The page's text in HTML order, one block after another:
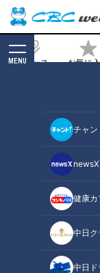
ニュース お気に
MENU
チャン
newsX
健康カ
中日ク
中日ド
ィすぎる新
の最新＆感
2026/05/23 06:03